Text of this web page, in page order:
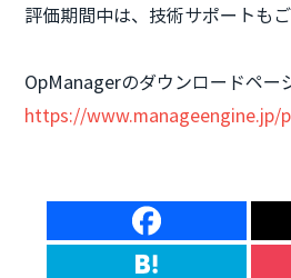
評価期間中は、技術サポートもご
OpManagerのダウンロードペー
https://